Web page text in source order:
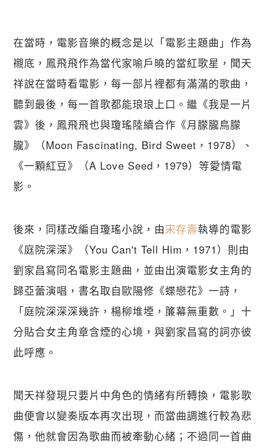
在當時，電影音樂的概念是以「電影主題曲」作為
襯底，鳳飛飛作為當代家喻戶曉的當紅歌星，聞天
祥說在當時看電影，每一部片裡都有滿滿的歌曲，
聽到最後，每一首歌都能琅琅上口。繼《我是一片
雲》後，鳳飛飛也與瓊瑤陸續合作《月朦朧鳥朦
朧》（Moon Fascinating, Bird Sweet，1978）、
《一顆紅豆》（A Love Seed，1979）等愛情電
影。
後來，同樣改編自瓊瑤小說，由宋存壽執導的電影
《庭院深深》（You Can't Tell Him，1971）則由
劉家昌寫同名電影主題曲，並由出演電影女主角的
歸亞蕾演唱，書名取自歐陽修《蝶戀花》一詩，
「庭院深深深幾許，楊柳堆堙，簾幕無重數。」十
分貼合女主角章含煙的心境，與劉家昌寫的詞亦彼
此呼應。
聞天祥發現只要片中角色的情緒有所轉換，電影歌
曲便會以變奏版本再次出現，而當曲調進行較為悲
傷，他就會因為歌曲而被牽動心緒；不過同一首曲